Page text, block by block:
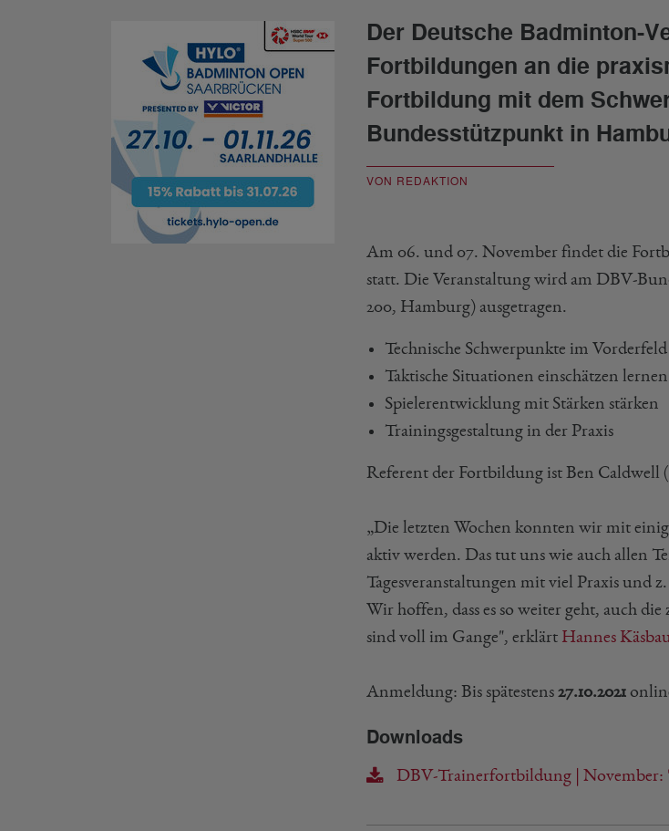
Der Deutsche Badminton-
Fortbildungen an die
Fortbildung mit dem
Bundesstützpunkt in
VON REDAKTION
Am 06. und 07. November findet die
statt. Die Veranstaltung wird am DBV-
200, Hamburg) ausgetragen.
Technische Schwerpunkte im
Taktische Situationen einschätzen lernen
Spielerentwicklung mit Stärken stärken
Trainingsgestaltung in der Praxis
Referent der Fortbildung ist Ben
„Die letzten Wochen konnten wir mit
aktiv werden. Das tut uns wie auch allen
Tagesveranstaltungen mit viel Praxis und
Wir hoffen, dass es so weiter geht, auch
sind voll im Gange", erklärt Hannes
Anmeldung: Bis spätestens 27.10.2021
Downloads
DBV-Trainerfortbildung |